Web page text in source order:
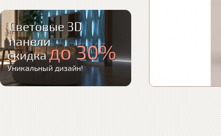
Световые 3D
панели
скидкадо 30%
Уникальный дизайн!